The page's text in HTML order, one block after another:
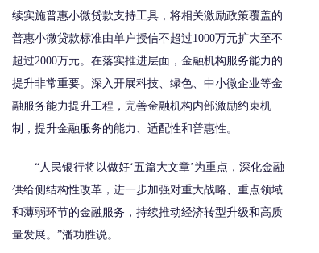
续实施普惠小微贷款支持工具，将相关激励政策覆盖的
普惠小微贷款标准由单户授信不超过1000万元扩大至不
超过2000万元。在落实推进层面，金融机构服务能力的
提升非常重要。深入开展科技、绿色、中小微企业等金
融服务能力提升工程，完善金融机构内部激励约束机
制，提升金融服务的能力、适配性和普惠性。
“人民银行将以做好‘五篇大文章’为重点，深化金融
供给侧结构性改革，进一步加强对重大战略、重点领域
和薄弱环节的金融服务，持续推动经济转型升级和高质
量发展。”潘功胜说。